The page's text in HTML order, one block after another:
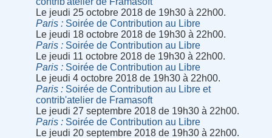
Le jeudi 25 octobre 2018 de 19h30 à 22h00.
Paris
Soirée de Contribution au Libre
Le jeudi 18 octobre 2018 de 19h30 à 22h00.
Paris
Soirée de Contribution au Libre
Le jeudi 11 octobre 2018 de 19h30 à 22h00.
Paris
Soirée de Contribution au Libre
Le jeudi 4 octobre 2018 de 19h30 à 22h00.
Paris
Soirée de Contribution au Libre et
contrib'atelier de Framasoft
Le jeudi 27 septembre 2018 de 19h30 à 22h00.
Paris
Soirée de Contribution au Libre
Le jeudi 20 septembre 2018 de 19h30 à 22h00.